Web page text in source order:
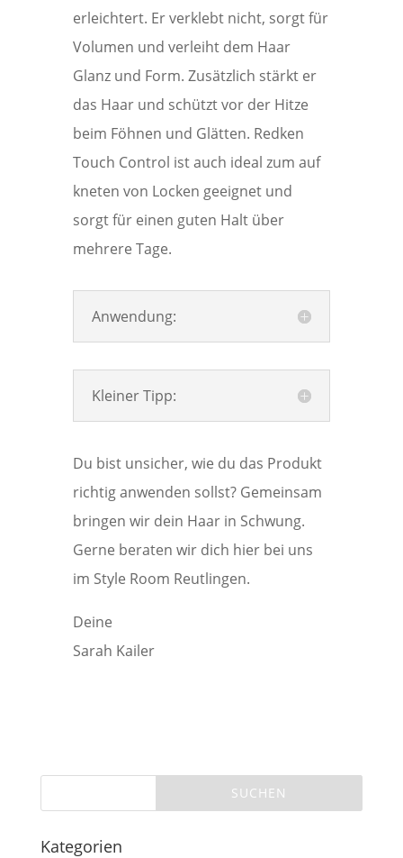
erleichtert. Er verklebt nicht, sorgt für
Volumen und verleiht dem Haar
Glanz und Form. Zusätzlich stärkt er
das Haar und schützt vor der Hitze
beim Föhnen und Glätten. Redken
Touch Control ist auch ideal zum auf
kneten von Locken geeignet und
sorgt für einen guten Halt über
mehrere Tage.
Anwendung:
Kleiner Tipp:
Du bist unsicher, wie du das Produkt
richtig anwenden sollst? Gemeinsam
bringen wir dein Haar in Schwung.
Gerne beraten wir dich hier bei uns
im Style Room Reutlingen.
Deine
Sarah Kailer
Kategorien